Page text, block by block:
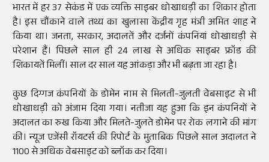
भारत में हर 37 सेकंड में एक व्यक्ति साइबर धोखाधड़ी का शिकार होता
है। इस चौंकाने वाले तथ्य का खुलासा केंद्रीय गृह मंत्री अमित शाह ने
किया था। जनता, सरकार, अदालतें और दर्जनों कंपनियां धोखाधड़ी से
परेशान हैं। पिछले साल ही 24 लाख से अधिक साइबर फ्रॉड की
शिकायतें मिलीं। साल दर साल यह आंकड़ा और भी बढ़ता जा रहा है।
कुछ दिग्गज कंपनियों के डोमेन नाम से मिलती-जुलती वेबसाइट से भी
धोखाधड़ी को अंजाम दिया गया। नतीजा यह हुआ कि इन कंपनियों ने
अदालत का रुख किया और मिलते-जुलते डोमेन पर रोक लगाने की मांग
की। न्यूज एजेंसी रॉयटर्स की रिपोर्ट के मुताबिक पिछले साल अदालत ने
1100 से अधिक वेबसाइट को ब्लॉक कर दिया।